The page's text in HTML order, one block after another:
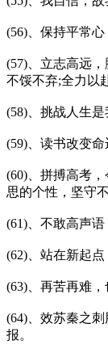
(56)、保持平常
(57)、立志高远
不馁不弃;全力以
(58)、挑战人生
(59)、读书改变
(60)、拼搏高考
思的个性，坚守
(61)、不敢高声语
(62)、站在新起点
(63)、再苦再难
(64)、效苏秦之
报。